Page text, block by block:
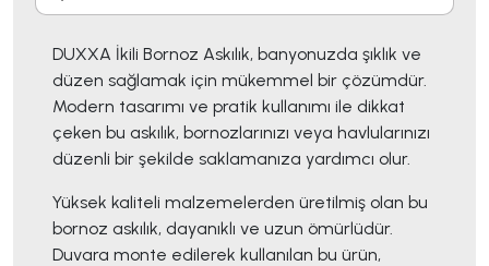
DUXXA İkili Bornoz Askılık, banyonuzda şıklık ve
düzen sağlamak için mükemmel bir çözümdür.
Modern tasarımı ve pratik kullanımı ile dikkat
çeken bu askılık, bornozlarınızı veya havlularınızı
düzenli bir şekilde saklamanıza yardımcı olur.
Yüksek kaliteli malzemelerden üretilmiş olan bu
bornoz askılık, dayanıklı ve uzun ömürlüdür.
Duvara monte edilerek kullanılan bu ürün,